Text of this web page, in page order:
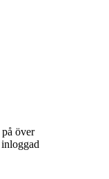
över